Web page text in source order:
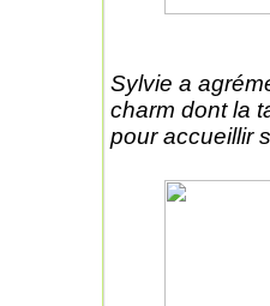
Sylvie a
charm dont la
pour accueillir